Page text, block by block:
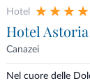
Hotel
Hotel Astoria
Canazei
Nel cuore delle